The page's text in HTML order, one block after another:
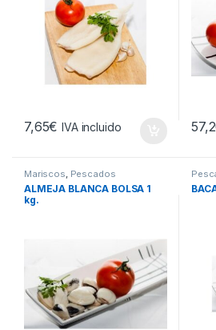
7,65€ IVA incluido
Mariscos, Pescados
ALMEJA BLANCA BOLSA 1
kg.